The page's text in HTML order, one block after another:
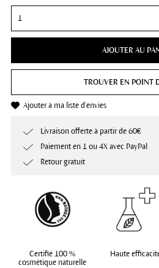
AJOUTER AU
TROUVER EN POINT
Ajouter à ma liste d'envies
Livraison offerte à partir de 60€
Paiement en 1 ou 4X avec PayPal
Retour gratuit
Certifié 100 %
cosmétique naturelle
Haute